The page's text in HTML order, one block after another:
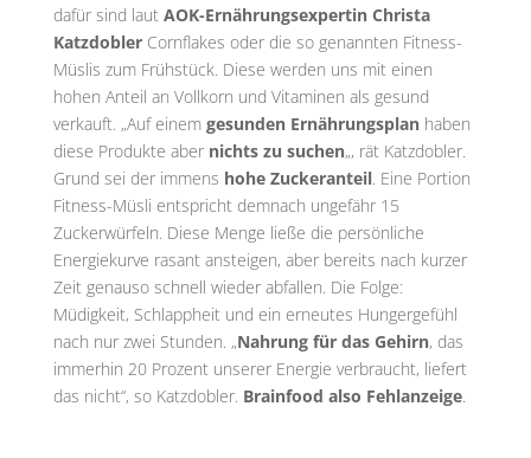
dafür sind laut AOK-Ernährungsexpertin Christa
KatzdoblerCornflakes oder die so genannten Fitness-
Müslis zum Frühstück. Diese werden uns mit einen
hohen Anteil an Vollkorn und Vitaminen als gesund
verkauft. „Auf einem gesunden Ernährungsplanhaben
diese Produkte abernichts zu suchen„, rät Katzdobler.
Grund sei der immens hohe Zuckeranteil. Eine Portion
Fitness-Müsli entspricht demnach ungefähr 15
Zuckerwürfeln. Diese Menge ließe die persönliche
Energiekurve rasant ansteigen, aber bereits nach kurzer
Zeit genauso schnell wieder abfallen. Die Folge:
Müdigkeit, Schlappheit und ein erneutes Hungergefühl
nach nur zwei Stunden. „Nahrung für das Gehirn, das
immerhin 20 Prozent unserer Energie verbraucht, liefert
das nicht“, so Katzdobler. Brainfood also Fehlanzeige.